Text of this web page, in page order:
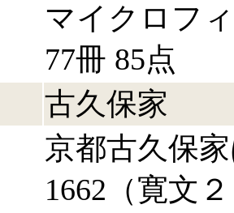
マイクロフ
77冊 85点
古久保家
京都古久保
1662（寛文